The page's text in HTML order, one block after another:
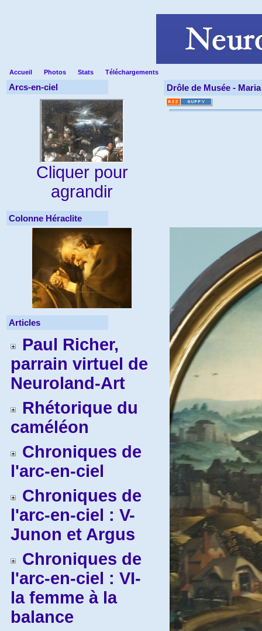
Accueil Photos Stats Téléchargements
Arcs-en-ciel
Cliquer pour
agrandir
Colonne Héraclite
Articles
Paul Richer,
parrain virtuel de
Neuroland-Art
Rhétorique du
caméléon
Chroniques de
l'arc-en-ciel
Chroniques de
l'arc-en-ciel : V-
Junon et Argus
Chroniques de
l'arc-en-ciel : VI-
la femme à la
balance
Drôle de Musée -